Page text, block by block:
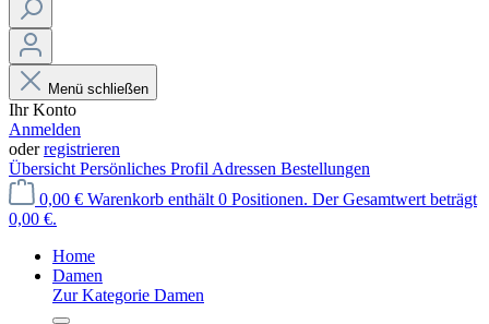
Menü schließen
Ihr Konto
Anmelden
oderregistrieren
Übersicht Persönliches Profil Adressen Bestellungen
0,00 € Warenkorb enthält 0 Positionen. Der Gesamtwert beträgt
0,00 €.
Home
Damen
Zur Kategorie Damen